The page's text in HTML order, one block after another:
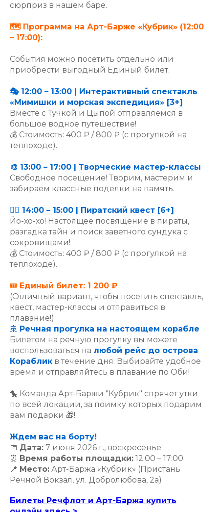
сюрприз в нашем баре.
🗺️ Программа на Арт-Барже «Кубрик» (12:00
– 17:00):
События можно посетить отдельно или
приобрести выгодный Единый билет.
🎭 12:00 – 13:00 | Интерактивный спектакль
«Мимишки и морская экспедиция» [3+]
Вместе с Тучкой и Цыпой отправляемся в
большое водное путешествие!
💰 Стоимость: 400 ₽ / 800 ₽ (с прогулкой на
теплоходе).
🎨 13:00 – 17:00 | Творческие мастер-классы
Свободное посещение! Творим, мастерим и
забираем классные поделки на память.
🏴‍☠️ 14:00 – 15:00 | Пиратский квест [6+]
Йо-хо-хо! Настоящее посвящение в пираты,
разгадка тайн и поиск заветного сундука с
сокровищами!
💰 Стоимость: 400 ₽ / 800 ₽ (с прогулкой на
теплоходе).
🎟️ Единый билет: 1 200 ₽
(Отличный вариант, чтобы посетить спектакль,
квест, мастер-классы и отправиться в
плавание!)
🚢 Речная прогулка на настоящем корабле
Билетом на речную прогулку вы можете
воспользоваться на любой рейс до острова
Кораблик в течение дня. Выбирайте удобное
время и отправляйтесь в плавание по Оби!
🐤 Команда Арт-Баржи "Кубрик" спрячет утки
по всей локации, за поимку которых подарим
вам подарки 🎁!
Ждем вас на борту!
📅 Дата: 7 июня 2026 г., воскресенье
⏰ Время работы площадки: 12:00 – 17:00
📍 Место: Арт-Баржа «Кубрик» (Пристань
Речной Вокзал, ул. Добролюбова, 2а)
Билеты Речфлот и Арт-Баржа купить